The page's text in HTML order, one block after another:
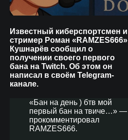
Известный киберспортсмен и
стример Роман «RAMZES666»
Кушнарёв сообщил о
получении своего первого
бана на Twitch. Об этом он
написал в своём Telegram-
канале.
«Бан на день ) бтв мой
первый бан на твиче…» —
прокомментировал
RAMZES666.